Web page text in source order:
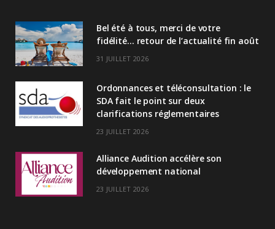
e
n
Bel été à tous, merci de votre
fidélité… retour de l’actualité fin août
31 JUILLET 2026
Ordonnances et téléconsultation : le
SDA fait le point sur deux
clarifications réglementaires
23 JUILLET 2026
Alliance Audition accélère son
développement national
23 JUILLET 2026